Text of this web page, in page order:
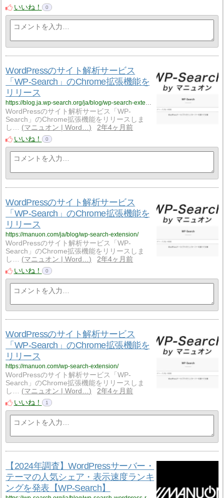
いいね！
0
WordPressのサイト解析サービス
「WP-Search」のChrome拡張機能を
リリース
WordPressのサイト解析サービス「WP-
Search」のChrome拡張機能をリリースしま
し…
マニュオン | Word…
2年4ヶ月前
いいね！
0
WordPressのサイト解析サービス
「WP-Search」のChrome拡張機能を
リリース
https://manuon.com/ja/blog/wp-search-extension/
WordPressのサイト解析サービス「WP-
Search」のChrome拡張機能をリリースしま
し…
マニュオン | Word…
2年4ヶ月前
いいね！
0
WordPressのサイト解析サービス
「WP-Search」のChrome拡張機能を
リリース
https://manuon.com/wp-search-extension/
WordPressのサイト解析サービス「WP-
Search」のChrome拡張機能をリリースしま
し…
マニュオン | Word…
2年4ヶ月前
いいね！
1
【2024年調査】WordPressサーバー・
テーマの人気シェア・表示速度ランキ
ングを発表【WP-Search】